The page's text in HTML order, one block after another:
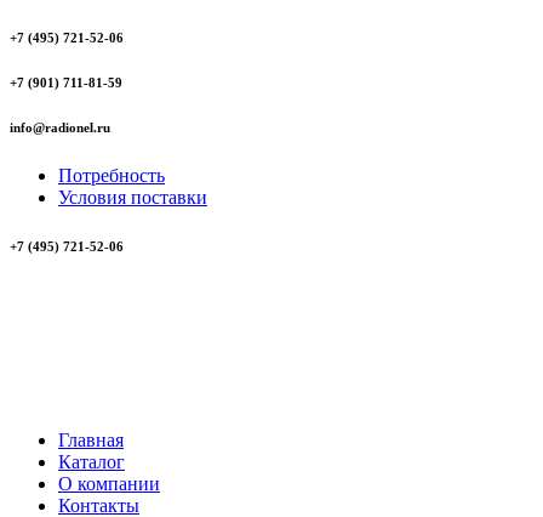
+7 (495) 721-52-06
+7 (901) 711-81-59
info@radionel.ru
Потребность
Условия поставки
+7 (495) 721-52-06
Главная
Каталог
О компании
Контакты